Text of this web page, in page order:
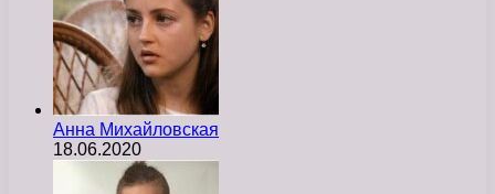
Анна Михайловская
18.06.2020